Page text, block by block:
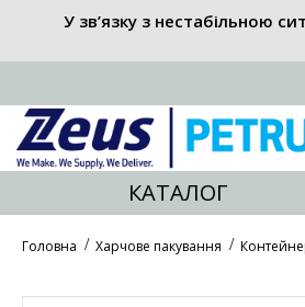
У зв’язку з нестабільною
КАТАЛОГ
Головна Харчове пакування